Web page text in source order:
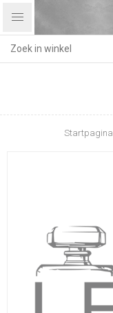
Startpagina